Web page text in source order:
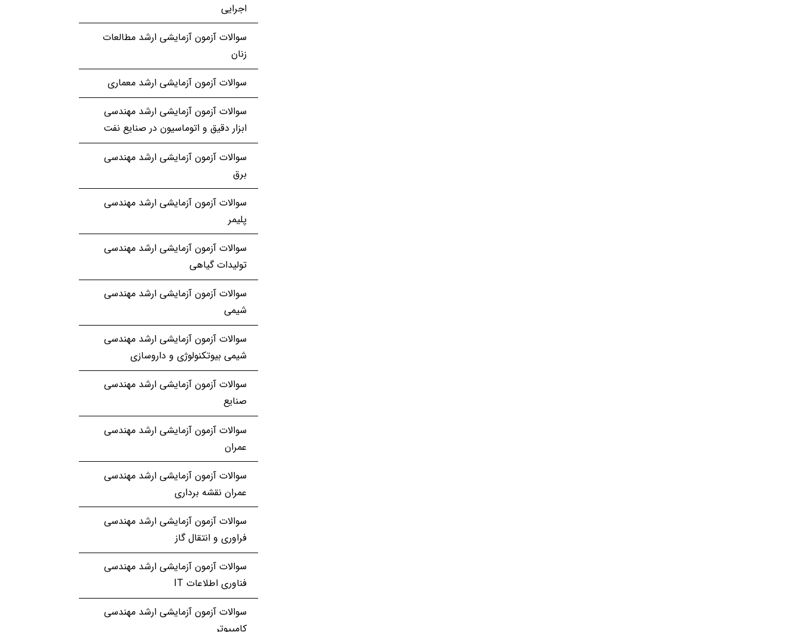
اجرایی
سوالات آزمون آزمایشی ارشد مطالعات
زنان
سوالات آزمون آزمایشی ارشد معماری
سوالات آزمون آزمایشی ارشد مهندسی
ابزار دقیق و اتوماسیون در صنایع نفت
سوالات آزمون آزمایشی ارشد مهندسی
برق
سوالات آزمون آزمایشی ارشد مهندسی
پلیمر
سوالات آزمون آزمایشی ارشد مهندسی
تولیدات گیاهی
سوالات آزمون آزمایشی ارشد مهندسی
شیمی
سوالات آزمون آزمایشی ارشد مهندسی
شیمی بیوتکنولوژی و داروسازی
سوالات آزمون آزمایشی ارشد مهندسی
صنایع
سوالات آزمون آزمایشی ارشد مهندسی
عمران
سوالات آزمون آزمایشی ارشد مهندسی
عمران نقشه برداری
سوالات آزمون آزمایشی ارشد مهندسی
فراوری و انتقال گاز
سوالات آزمون آزمایشی ارشد مهندسی
فناوری اطلاعات IT
سوالات آزمون آزمایشی ارشد مهندسی
کامپیوتر